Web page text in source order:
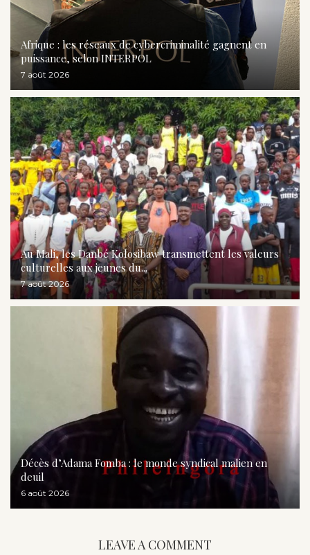
Afrique : les réseaux de cybercriminalité gagnent en
puissance, selon INTERPOL
7 août 2026
Au Mali, les Danbé Kolosibaw transmettent les valeurs
culturelles aux jeunes du...
7 août 2026
Décès d’Adama Fomba : le monde syndical malien en
deuil
6 août 2026
LEAVE A COMMENT